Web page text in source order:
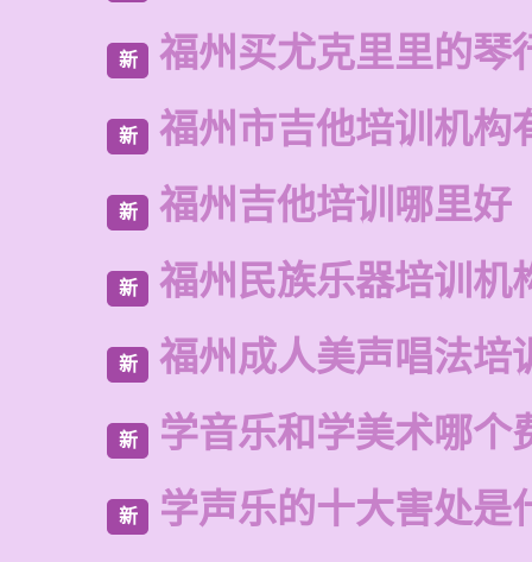
新 福州买尤克里里的琴
新 福州市吉他培训机构
新 福州吉他培训哪里好
新 福州民族乐器培训机
新 福州成人美声唱法培
新 学音乐和学美术哪个
新 学声乐的十大害处是